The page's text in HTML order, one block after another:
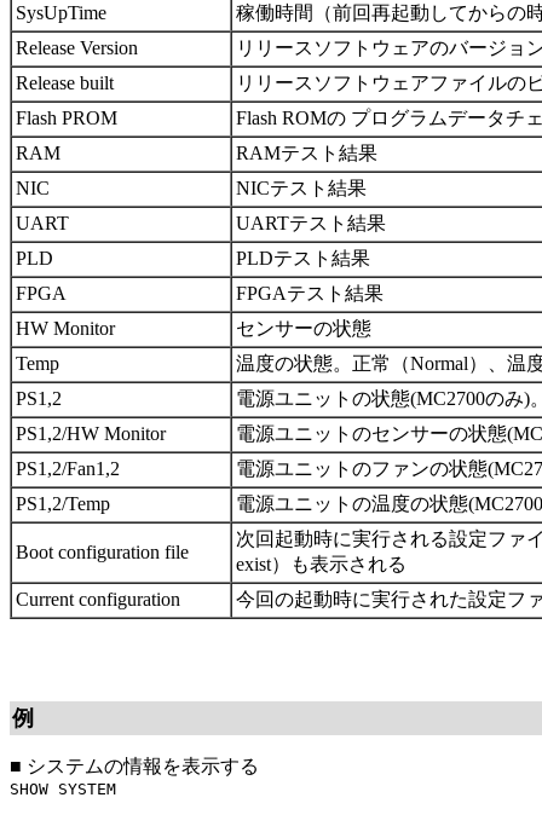
SysUpTime
稼働時間（前回再起動してからの
Release Version
リリースソフトウェアのバージョ
Release built
リリースソフトウェアファイルの
Flash PROM
Flash ROMの プログラムデータチ
RAM
RAMテスト結果
NIC
NICテスト結果
UART
UARTテスト結果
PLD
PLDテスト結果
FPGA
FPGAテスト結果
HW Monitor
センサーの状態
Temp
温度の状態。正常（Normal）、温
PS1,2
電源ユニットの状態(MC2700のみ)
PS1,2/HW Monitor
電源ユニットのセンサーの状態
PS1,2/Fan1,2
電源ユニットのファンの状態
PS1,2/Temp
電源ユニットの温度の状態
Boot configuration file
次回起動時に実行される設定ファ
exist）も表示される
Current configuration
今回の起動時に実行された設定フ
例
■ システムの情報を表示する
SHOW SYSTEM